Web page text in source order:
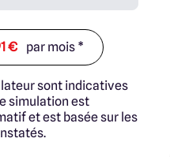
€ par mois *
sont indicatives
simulation est
et est basée sur les